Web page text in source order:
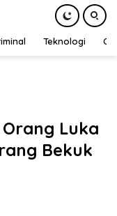
Teknologi
Luka
Bekuk